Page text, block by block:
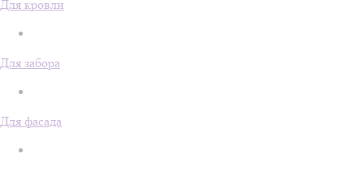
Для кровли
Для забора
Для фасада